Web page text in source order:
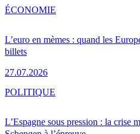
L’euro en mèmes : quand les
billets
27.07.2026
ÉCONOMIE
L’Espagne sous pression : la crise
POLITIQUE